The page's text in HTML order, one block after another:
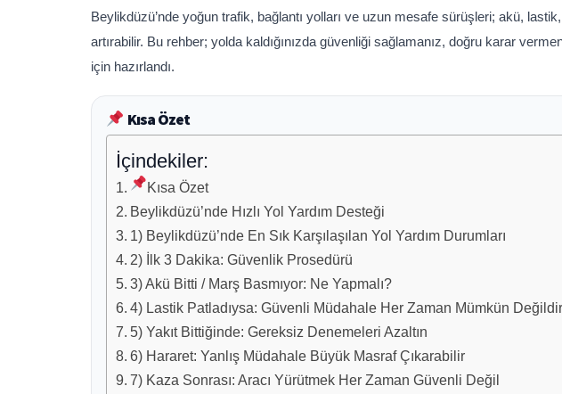
Beylikdüzü’nde yoğun trafik, bağlantı yolları ve uzun mesafe sürüşleri; akü,
artırabilir. Bu rehber; yolda kaldığınızda güvenliği sağlamanız, doğru karar
için hazırlandı.
Kısa Özet
İçindekiler:
Kısa Özet
Beylikdüzü’nde Hızlı Yol Yardım Desteği
1) Beylikdüzü’nde En Sık Karşılaşılan Yol Yardım Durumları
2) İlk 3 Dakika: Güvenlik Prosedürü
3) Akü Bitti / Marş Basmıyor: Ne Yapmalı?
4) Lastik Patladıysa: Güvenli Müdahale Her Zaman Mümkün Değildir
5) Yakıt Bittiğinde: Gereksiz Denemeleri Azaltın
6) Hararet: Yanlış Müdahale Büyük Masraf Çıkarabilir
7) Kaza Sonrası: Aracı Yürütmek Her Zaman Güvenli Değil